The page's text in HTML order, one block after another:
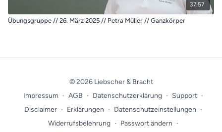
37:57
Übungsgruppe // 26. März 2025 // Petra Müller // Ganzkörper
© 2026 Liebscher & Bracht
Impressum ∙ AGB ∙ Datenschutzerklärung ∙ Support ∙
Disclaimer ∙ Erklärungen ∙ Datenschutzeinstellungen ∙
Widerrufsbelehrung ∙ Passwort ändern ∙